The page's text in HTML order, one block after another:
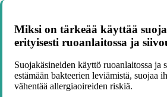
Miksi on tärkeää käyttää
erityisesti ruoanlaitossa ja
Suojakäsineiden käyttö ruoanlaitossa ja
estämään bakteerien leviämistä, suojaa
vähentää allergiaoireiden riskiä.